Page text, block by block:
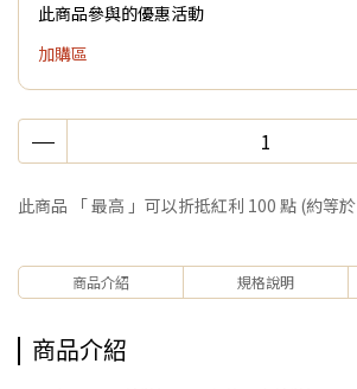
此商品參與的優惠活動
加購區
此商品 「 最高 」可以折抵紅利 100 點 (約等於
商品介紹 規格說明
商品介紹